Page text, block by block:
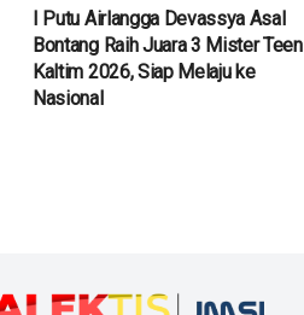
I Putu Airlangga Devassya Asal
Bontang Raih Juara 3 Mister Teen
Kaltim 2026, Siap Melaju ke
Nasional